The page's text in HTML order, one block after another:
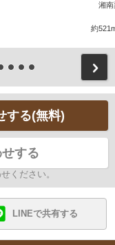
湘南
約
する(無料)
する
ください。
LINEで共有する